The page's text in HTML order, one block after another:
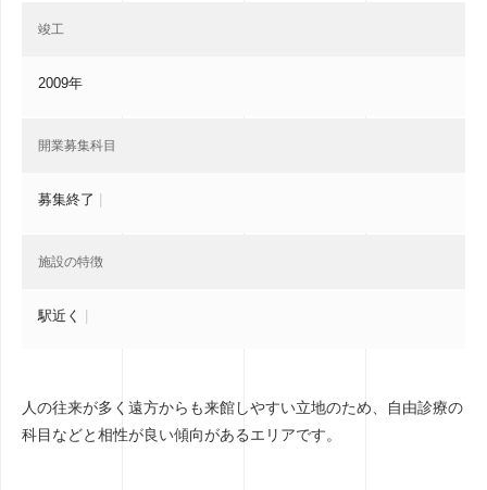
竣工
2009年
開業募集科目
募集終了
施設の特徴
駅近く
人の往来が多く遠方からも来館しやすい立地のため、自由診療の
科目などと相性が良い傾向があるエリアです。